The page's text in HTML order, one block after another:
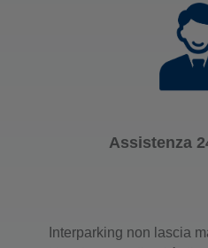
Assistenza
Interparking non lascia